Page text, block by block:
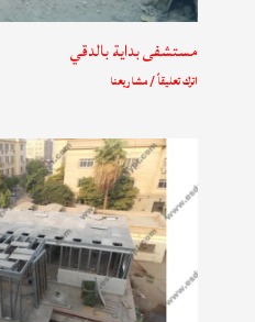
مستشفى بداية بالدقي
اترك تعليقاً/مشاريعنا